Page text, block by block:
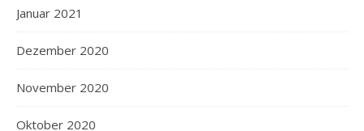
Januar 2021
Dezember 2020
November 2020
Oktober 2020